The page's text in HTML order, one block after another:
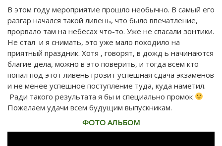
В этом году мероприятие прошло необычно. В самый его
разгар начался такой ливень, что было впечатление,
прорвало там на небесах что-то. Уже не спасали зонтики.
Не стал и я снимать, это уже мало походило на
приятный праздник. Хотя , говорят, в дожд ь начинаются
благие дела, можно в это поверить, и тогда всем кто
попал под этот ливень грозит успешная сдача экзаменов
и не менее успешное поступление туда, куда наметил.
Ради такого результата я бы и специально промок
Пожелаем удачи всем будущим выпускникам.
ФОТО АЛЬБОМ